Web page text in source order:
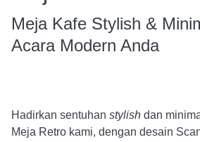
Meja Kafe Stylish &
Acara Modern Anda
Hadirkan sentuhan stylish dan
Meja Retro kami, dengan desain